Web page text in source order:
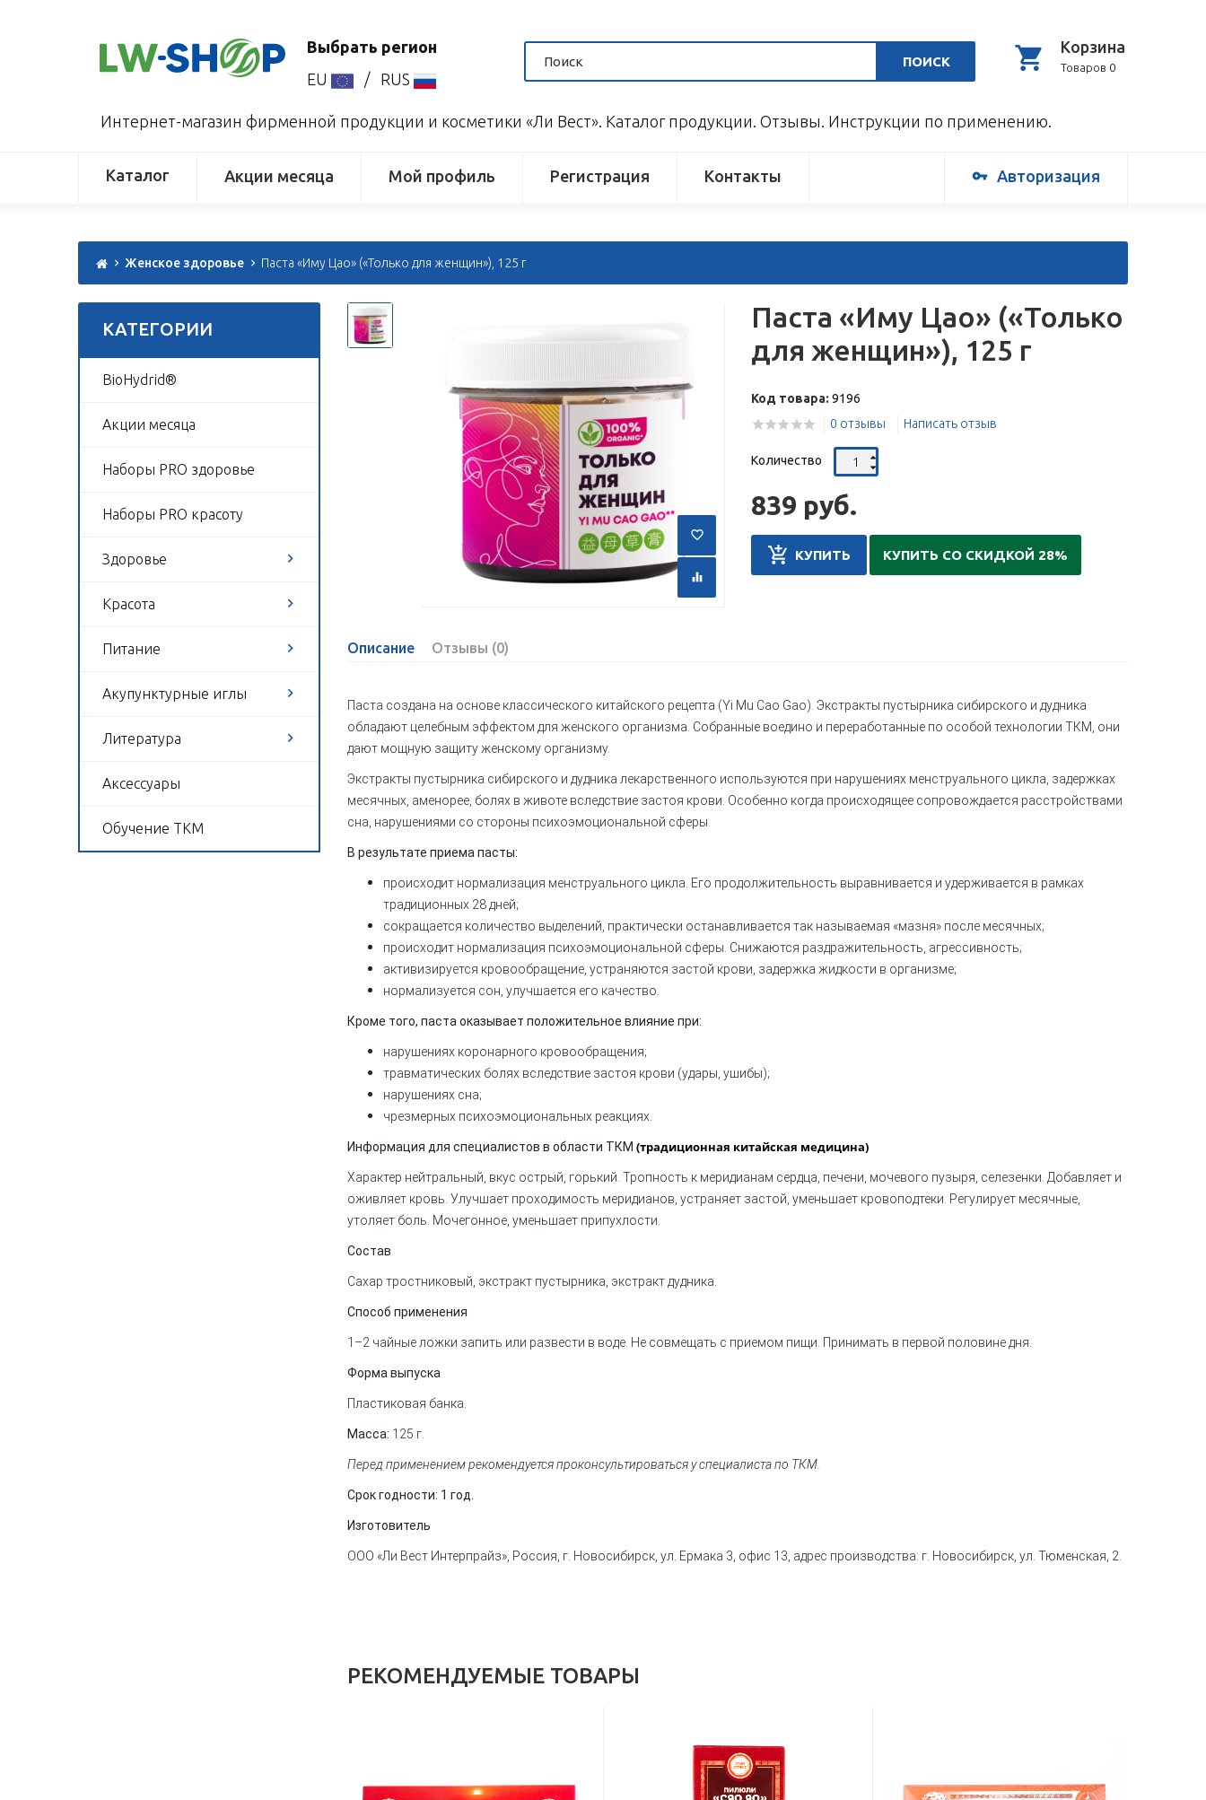
Корзина
Товаров 0
ПОИСК
Выбрать регион
EU
/ RUS
Интернет-магазин фирменной продукции и косметики «Ли Вест». Каталог продукции. Отзывы. Инструкции по применению.
Каталог Акции месяца Мой профиль Регистрация Контакты Авторизация
Женское здоровье Паста «Иму Цао» («Только для женщин»), 125 г
КАТЕГОРИИ
BioHydrid®
Акции месяца
Наборы PRO здоровье
Наборы PRO красоту
Здоровье
Красота
Питание
Акупунктурные иглы
Литература
Аксессуары
Обучение ТКМ
Паста «Иму Цао» («Только
для женщин»), 125 г
Код товара: 9196
0 отзывы
Написать отзыв
Количество
839 руб.
КУПИТЬ КУПИТЬ СО СКИДКОЙ 28%
Описание Отзывы (0)
Паста создана на основе классического китайского рецепта (Yi Mu Cao Gao). Экстракты пустырника сибирского и дудника
обладают целебным эффектом для женского организма. Собранные воедино и переработанные по особой технологии ТКМ, они
дают мощную защиту женскому организму.
Экстракты пустырника сибирского и дудника лекарственного используются при нарушениях менструального цикла, задержках
месячных, аменорее, болях в животе вследствие застоя крови. Особенно когда происходящее сопровождается расстройствами
сна, нарушениями со стороны психоэмоциональной сферы.
В результате приема пасты:
происходит нормализация менструального цикла. Его продолжительность выравнивается и удерживается в рамках
традиционных 28 дней;
сокращается количество выделений, практически останавливается так называемая «мазня» после месячных;
происходит нормализация психоэмоциональной сферы. Снижаются раздражительность, агрессивность;
активизируется кровообращение, устраняются застой крови, задержка жидкости в организме;
нормализуется сон, улучшается его качество.
Кроме того, паста оказывает положительное влияние при:
нарушениях коронарного кровообращения;
травматических болях вследствие застоя крови (удары, ушибы);
нарушениях сна;
чрезмерных психоэмоциональных реакциях.
Информация для специалистов в области ТКМ (традиционная китайская медицина)
Характер нейтральный, вкус острый, горький. Тропность к меридианам сердца, печени, мочевого пузыря, селезенки. Добавляет и
оживляет кровь. Улучшает проходимость меридианов, устраняет застой, уменьшает кровоподтеки. Регулирует месячные,
утоляет боль. Мочегонное, уменьшает припухлости.
Состав
Сахар тростниковый, экстракт пустырника, экстракт дудника.
Способ применения
1–2 чайные ложки запить или развести в воде. Не совмещать с приемом пищи. Принимать в первой половине дня.
Форма выпуска
Пластиковая банка.
Масса: 125 г.
Перед применением рекомендуется проконсультироваться у специалиста по ТКМ.
Срок годности: 1 год.
Изготовитель
ООО «Ли Вест Интерпрайз», Россия, г. Новосибирск, ул. Ермака 3, офис 13, адрес производства: г. Новосибирск, ул. Тюменская, 2.
РЕКОМЕНДУЕМЫЕ ТОВАРЫ